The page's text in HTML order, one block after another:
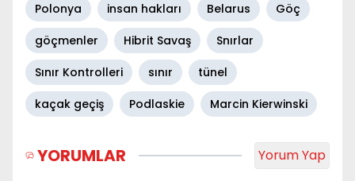
Polonya insan hakları Belarus
Göç
göçmenler
Hibrit Savaş
Snırlar
Sınır Kontrolleri
sınır
tünel
kaçak geçiş
Podlaskie Marcin Kierwinski
YORUMLAR Yorum Yap